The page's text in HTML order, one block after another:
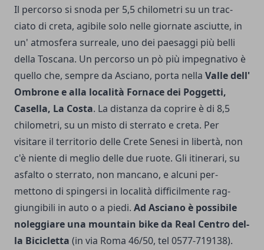
Il percorso si snoda per 5,5 chilometri su un trac­
ciato di creta, agibile solo nelle giornate asciutte, in
un' atmosfera surreale, uno dei paesaggi più belli
della Toscana. Un percorso un pò più impegnativo è
quello che, sempre da Asciano, porta nella Valle dell'
Ombrone e alla località Fornace dei Poggetti,
Casella, La Costa. La distanza da coprire è di 8,5
chilometri, su un misto di sterrato e creta. Per
visitare il territorio delle Crete Senesi in liber­tà, non
c'è niente di meglio delle due ruote. Gli itinerari, su
asfalto o sterrato, non mancano, e alcuni per­
mettono di spingersi in località difficilmente rag­
giungibili in auto o a piedi. Ad Asciano è possibile
noleggiare una mountain bike da Real Centro del­
la Bicicletta (in via Roma 46/50, tel 0577-719138).